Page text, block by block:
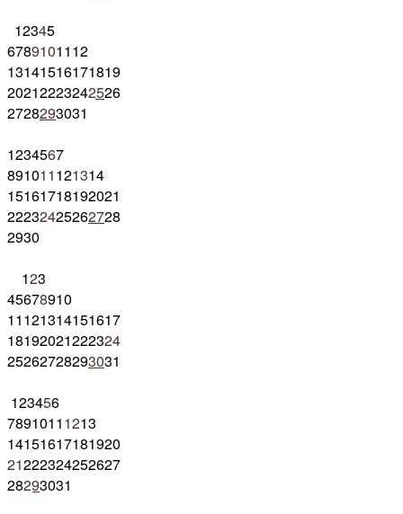
12345
6789101112
13141516171819
20212223242526
2728293031
1234567
891011121314
15161718192021
22232425262728
2930
123
45678910
11121314151617
18192021222324
25262728293031
123456
78910111213
14151617181920
21222324252627
28293031